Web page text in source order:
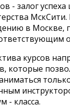
- залог
в
курсов
которые
- класса.